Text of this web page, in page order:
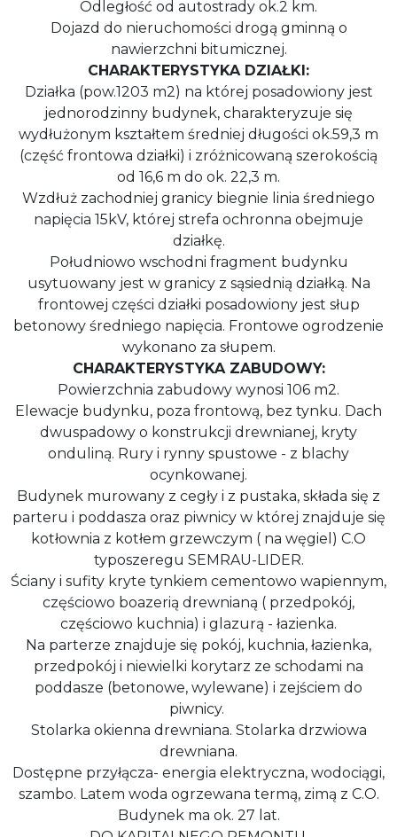
Odległość od autostrady ok.2 km.
Dojazd do nieruchomości drogą gminną o
nawierzchni bitumicznej.
CHARAKTERYSTYKA DZIAŁKI:
Działka (pow.1203 m2) na której posadowiony jest
jednorodzinny budynek, charakteryzuje się
wydłużonym kształtem średniej długości ok.59,3 m
(część frontowa działki) i zróżnicowaną szerokością
od 16,6 m do ok. 22,3 m.
Wzdłuż zachodniej granicy biegnie linia średniego
napięcia 15kV, której strefa ochronna obejmuje
działkę.
Południowo wschodni fragment budynku
usytuowany jest w granicy z sąsiednią działką. Na
frontowej części działki posadowiony jest słup
betonowy średniego napięcia. Frontowe ogrodzenie
wykonano za słupem.
CHARAKTERYSTYKA ZABUDOWY:
Powierzchnia zabudowy wynosi 106 m2.
Elewacje budynku, poza frontową, bez tynku. Dach
dwuspadowy o konstrukcji drewnianej, kryty
onduliną. Rury i rynny spustowe - z blachy
ocynkowanej.
Budynek murowany z cegły i z pustaka, składa się z
parteru i poddasza oraz piwnicy w której znajduje się
kotłownia z kotłem grzewczym ( na węgiel) C.O
typoszeregu SEMRAU-LIDER.
Ściany i sufity kryte tynkiem cementowo wapiennym,
częściowo boazerią drewnianą ( przedpokój,
częściowo kuchnia) i glazurą - łazienka.
Na parterze znajduje się pokój, kuchnia, łazienka,
przedpokój i niewielki korytarz ze schodami na
poddasze (betonowe, wylewane) i zejściem do
piwnicy.
Stolarka okienna drewniana. Stolarka drzwiowa
drewniana.
Dostępne przyłącza- energia elektryczna, wodociągi,
szambo. Latem woda ogrzewana termą, zimą z C.O.
Budynek ma ok. 27 lat.